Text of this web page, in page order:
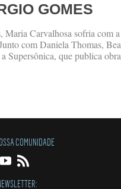
GOMES
Maria Carvalhosa sofria com
com Daniela Thomas,
Supersônica, que publica
COMUNIDADE